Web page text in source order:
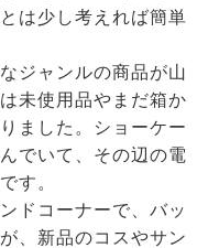
は少し考えれば簡単
ジャンルの商品が山
未使用品やまだ箱か
ました。ショーケー
でいて、その辺の電
す。
ドコーナーで、バッ
、新品のコスやサン